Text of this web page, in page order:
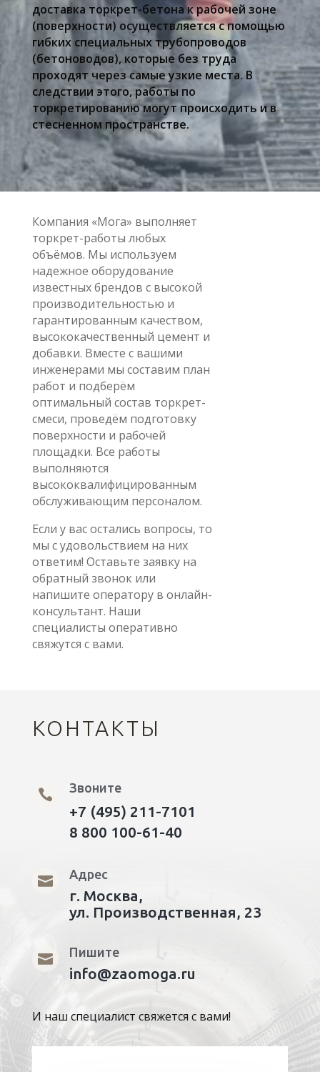
доставка торкрет-бетона к рабочей зоне
(поверхности) осуществляется с помощью
гибких специальных трубопроводов
(бетоноводов), которые без труда
проходят через самые узкие места. В
следствии этого, работы по
торкретированию могут происходить и в
стесненном пространстве.
Компания «Мога» выполняет
торкрет-работы любых
объёмов. Мы используем
надежное оборудование
известных брендов с высокой
производительностью и
гарантированным качеством,
высококачественный цемент и
добавки. Вместе с вашими
инженерами мы составим план
работ и подберём
оптимальный состав торкрет-
смеси, проведём подготовку
поверхности и рабочей
площадки. Все работы
выполняются
высококвалифицированным
обслуживающим персоналом.
Если у вас остались вопросы, то
мы с удовольствием на них
ответим! Оставьте заявку на
обратный звонок или
напишите оператору в онлайн-
консультант. Наши
специалисты оперативно
свяжутся с вами.
КОНТАКТЫ
 Звоните
+7 (495) 211-7101
8 800 100-61-40
 Адрес
г. Москва,
ул. Производственная, 23
 Пишите
info@zaomoga.ru
И наш специалист свяжется с вами!